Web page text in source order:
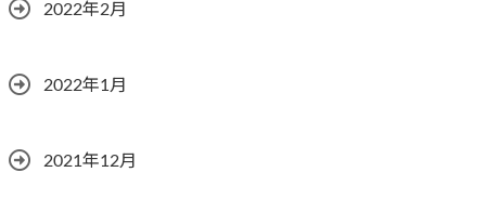
2022年2月
2022年1月
2021年12月